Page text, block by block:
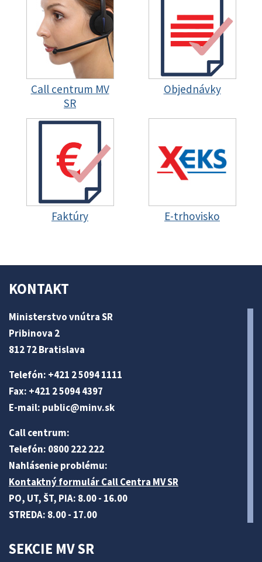
Call centrum MV
SR
Objednávky
Faktúry E-trhovisko
KONTAKT
Ministerstvo vnútra SR
Pribinova 2
812 72 Bratislava
Telefón: +421 2 5094 1111
Fax: +421 2 5094 4397
E-mail: public@minv.sk
Call centrum:
Telefón: 0800 222 222
Nahlásenie problému:
Kontaktný formulár Call Centra MV SR
PO, UT, ŠT, PIA: 8.00 - 16.00
STREDA: 8.00 - 17.00
SEKCIE MV SR